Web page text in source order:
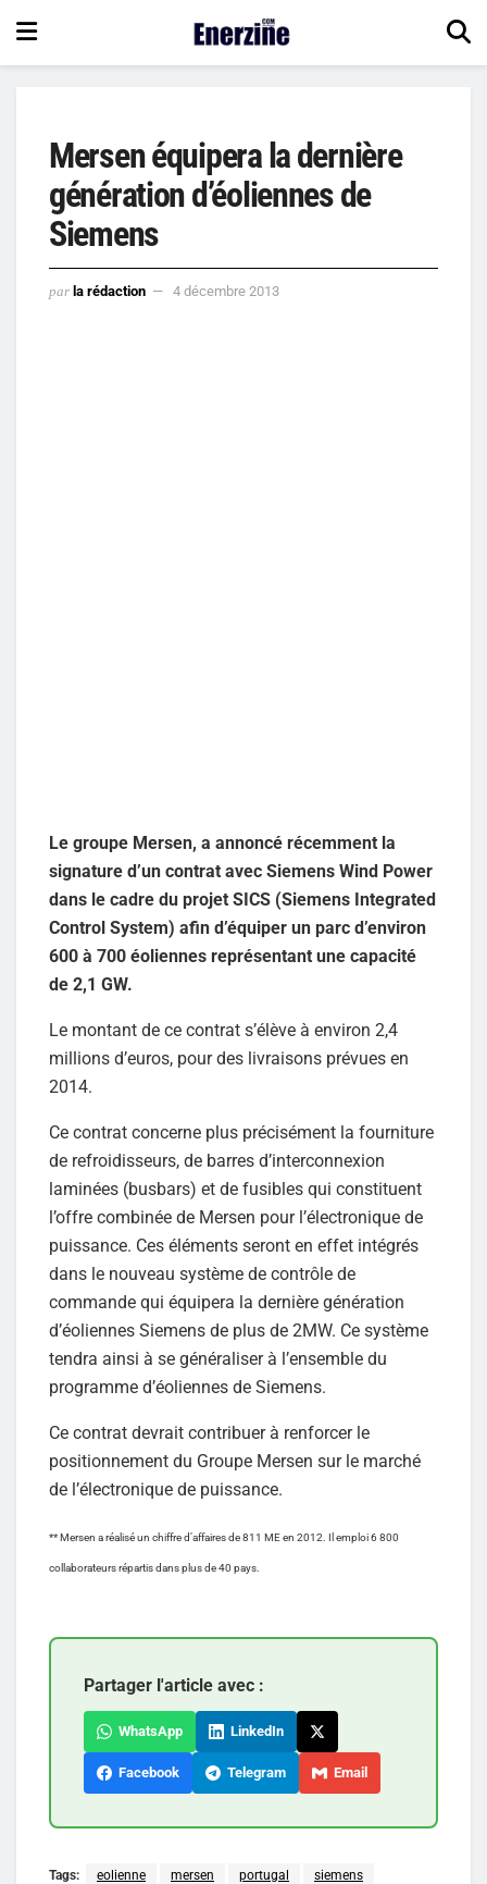
Mersen équipera la dernière
génération d’éoliennes de
Siemens
par la rédaction 4 décembre 2013
Le groupe Mersen, a annoncé récemment la
signature d’un contrat avec Siemens Wind Power
dans le cadre du projet SICS (Siemens Integrated
Control System) afin d’équiper un parc d’environ
600 à 700 éoliennes représentant une capacité
de 2,1 GW.
Le montant de ce contrat s’élève à environ 2,4
millions d’euros, pour des livraisons prévues en
2014.
Ce contrat concerne plus précisément la fourniture
de refroidisseurs, de barres d’interconnexion
laminées (busbars) et de fusibles qui constituent
l’offre combinée de Mersen pour l’électronique de
puissance. Ces éléments seront en effet intégrés
dans le nouveau système de contrôle de
commande qui équipera la dernière génération
d’éoliennes Siemens de plus de 2MW. Ce système
tendra ainsi à se généraliser à l’ensemble du
programme d’éoliennes de Siemens.
Ce contrat devrait contribuer à renforcer le
positionnement du Groupe Mersen sur le marché
de l’électronique de puissance.
** Mersen a réalisé un chiffre d’affaires de 811 ME en 2012. Il emploi 6 800
collaborateurs répartis dans plus de 40 pays.
Partager l'article avec :
WhatsApp LinkedIn
Facebook Telegram Email
Tags: eolienne mersen portugal siemens